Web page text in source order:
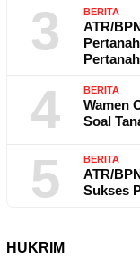
3 BERITA
ATR/
4 BERITA
Wamen
Soal
5 BERITA
ATR/
Sukses
HUKRIM